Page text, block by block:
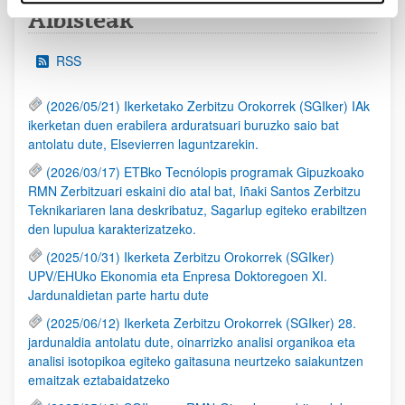
Albisteak
RSS
(2026/05/21) Ikerketako Zerbitzu Orokorrek (SGIker) IAk
ikerketan duen erabilera arduratsuari buruzko saio bat
antolatu dute, Elsevierren laguntzarekin.
(2026/03/17) ETBko Tecnólopis programak Gipuzkoako
RMN Zerbitzuari eskaini dio atal bat, Iñaki Santos Zerbitzu
Teknikariaren lana deskribatuz, Sagarlup egiteko erabiltzen
den lupulua karakterizatzeko.
(2025/10/31) Ikerketa Zerbitzu Orokorrek (SGIker)
UPV/EHUko Ekonomia eta Enpresa Doktoregoen XI.
Jardunaldietan parte hartu dute
(2025/06/12) Ikerketa Zerbitzu Orokorrek (SGIker) 28.
jardunaldia antolatu dute, oinarrizko analisi organikoa eta
analisi isotopikoa egiteko gaitasuna neurtzeko saiakuntzen
emaitzak eztabaidatzeko